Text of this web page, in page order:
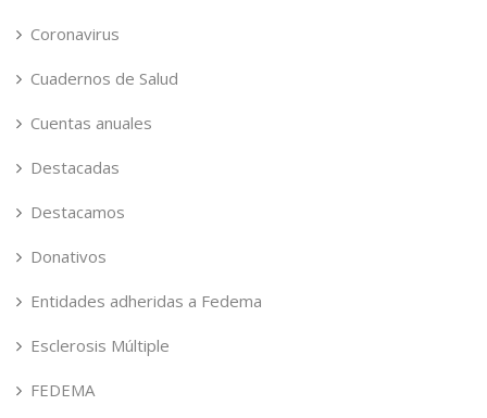
Coronavirus
Cuadernos de Salud
Cuentas anuales
Destacadas
Destacamos
Donativos
Entidades adheridas a Fedema
Esclerosis Múltiple
FEDEMA